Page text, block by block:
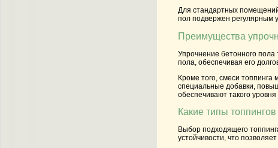
Для стандартных
пол подвержен регулярным
Преимущества
Упрочнение бетонного
пола, обеспечивая его
Кроме того, смеси
специальные добавки,
обеспечивают такого
Какие типы
Выбор подходящего
устойчивости, что